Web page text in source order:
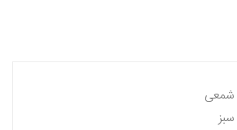
شمعی
سبز